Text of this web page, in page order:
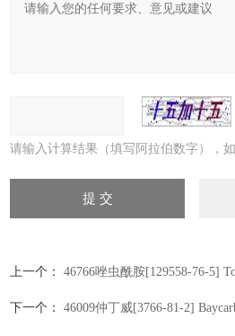
请输入计算结果（填写阿拉伯数字），
上一个： 46766唑虫酰胺[129558-76-5]
下一个： 46009仲丁威[3766-81-2]